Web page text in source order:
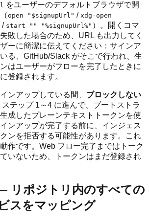
をユーザーのデフォルトブラウザで開
open "$signupUrl" / xdg-open
/ start "" "%signupUrl%" ）。開くコマ
敗した場合のため、URL も出力してく
ーに簡潔に伝えてください：サインア
る、GitHub/Slack がそこで行われ、生
はユーザーがフローを完了したときに
登録されます。
ンアップしている間、 ブロックしない
ステップ 1～4 に進んで、ブートストラ
成したプレーンテキストトークンを使
ンアップが完了する前に、インジェス
ンを拒否する可能性があります。これ
作です。Web フロー完了まではトーク
いないため、トークンはまだ登録され
リポジトリ内のすべての
スをマッピング